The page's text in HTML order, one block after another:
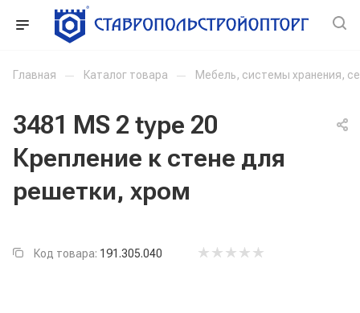
Главная — Каталог товара — Мебель, системы хранения,
3481 MS 2 type 20
Крепление к стене для
решетки, хром
Код товара: 191.305.040